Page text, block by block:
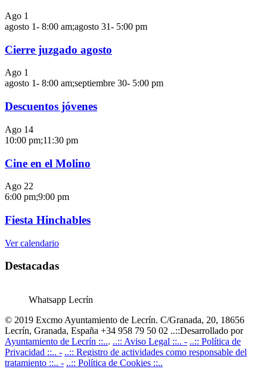
Ago 1
agosto 1- 8:00 am;agosto 31- 5:00 pm
Cierre juzgado agosto
Ago 1
agosto 1- 8:00 am;septiembre 30- 5:00 pm
Descuentos jóvenes
Ago 14
10:00 pm;11:30 pm
Cine en el Molino
Ago 22
6:00 pm;9:00 pm
Fiesta Hinchables
Ver calendario
Destacadas
Whatsapp Lecrín
© 2019 Excmo Ayuntamiento de Lecrín. C/Granada, 20, 18656
Lecrín, Granada, España +34 958 79 50 02 ..::Desarrollado por
Ayuntamiento de Lecrín ::... ..:: Aviso Legal ::.. - ..:: Política de
Privacidad ::.. - ..:: Registro de actividades como responsable del
tratamiento ::.. - ..:: Política de Cookies ::..